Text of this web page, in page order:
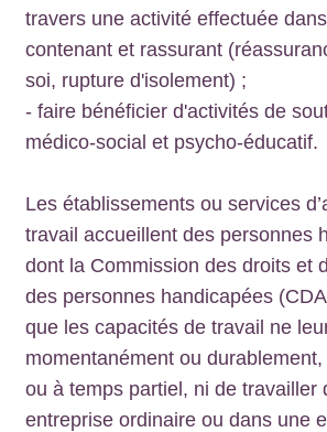
travers une activité effectuée
contenant et rassurant
soi, rupture d'isolement) ;
- faire bénéficier d'activités de
médico-social et psycho-éducatif.
Les établissements ou services
travail accueillent des personnes
dont la Commission des droits et
des personnes handicapées
que les capacités de travail ne
momentanément ou
ou à temps partiel, ni de travailler
entreprise ordinaire ou dans une